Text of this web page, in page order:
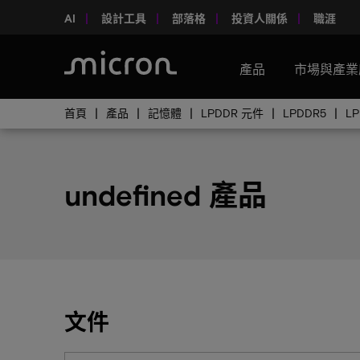
AI 設計工具 部落格 投資人關係 職涯
產品 市場與產
首頁 產品 記憶體 LPDDR 元件 LPDDR5
undefined 產品
文件